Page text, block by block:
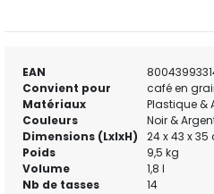
EAN
Convient pour
café en
Matériaux
Plastique &
Couleurs
Noir &
Dimensions (LxlxH)
24 x 43 x 35
Poids
9,5 kg
Volume
1,8 l
Nb de tasses
14